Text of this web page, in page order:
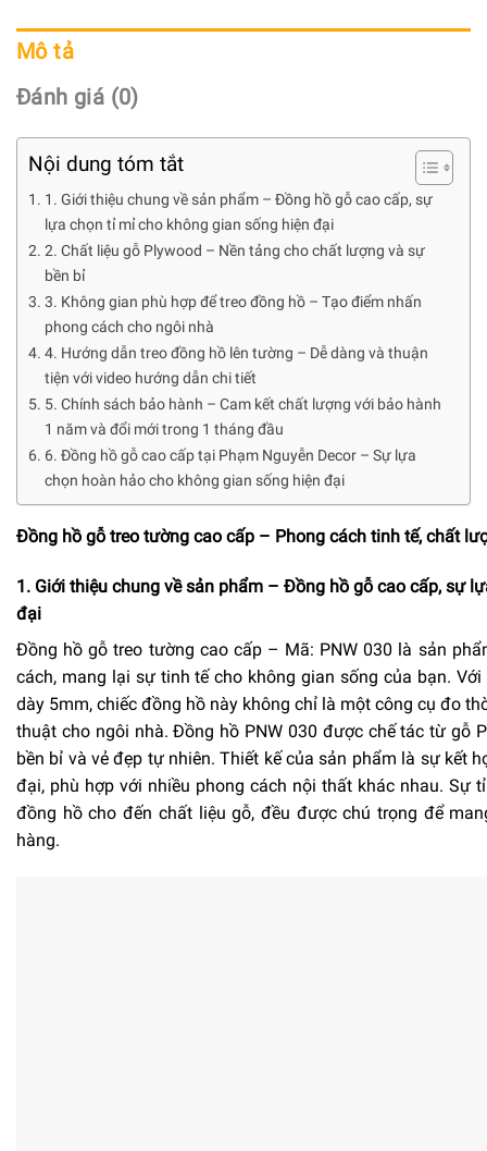
Mô tả
Đánh giá (0)
Nội dung tóm tắt
1. Giới thiệu chung về sản phẩm – Đồng hồ gỗ cao cấp, sự
lựa chọn tỉ mỉ cho không gian sống hiện đại
2. Chất liệu gỗ Plywood – Nền tảng cho chất lượng và sự
bền bỉ
3. Không gian phù hợp để treo đồng hồ – Tạo điểm nhấn
phong cách cho ngôi nhà
4. Hướng dẫn treo đồng hồ lên tường – Dễ dàng và thuận
tiện với video hướng dẫn chi tiết
5. Chính sách bảo hành – Cam kết chất lượng với bảo hành
1 năm và đổi mới trong 1 tháng đầu
6. Đồng hồ gỗ cao cấp tại Phạm Nguyễn Decor – Sự lựa
chọn hoàn hảo cho không gian sống hiện đại
Đồng hồ gỗ treo tường cao cấp – Phong cách tinh tế, chất
1. Giới thiệu chung về sản phẩm – Đồng hồ gỗ cao cấp, sự
đại
Đồng hồ gỗ treo tường cao cấp – Mã: PNW 030 là sản
cách, mang lại sự tinh tế cho không gian sống của bạn.
dày 5mm, chiếc đồng hồ này không chỉ là một công cụ đo
thuật cho ngôi nhà. Đồng hồ PNW 030 được chế tác từ gỗ
bền bỉ và vẻ đẹp tự nhiên. Thiết kế của sản phẩm là sự kết
đại, phù hợp với nhiều phong cách nội thất khác nhau. Sự
đồng hồ cho đến chất liệu gỗ, đều được chú trọng để
hàng.